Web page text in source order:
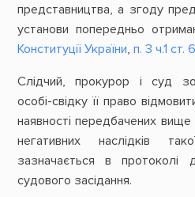
представництва, а згоду
установи попередньо
Конституції України, п. 3 ч.1
Слідчий, прокурор і суд
особі-свідку її право
наявності передбачених вище
негативних наслідків
зазначається в протоколі
судового засідання.